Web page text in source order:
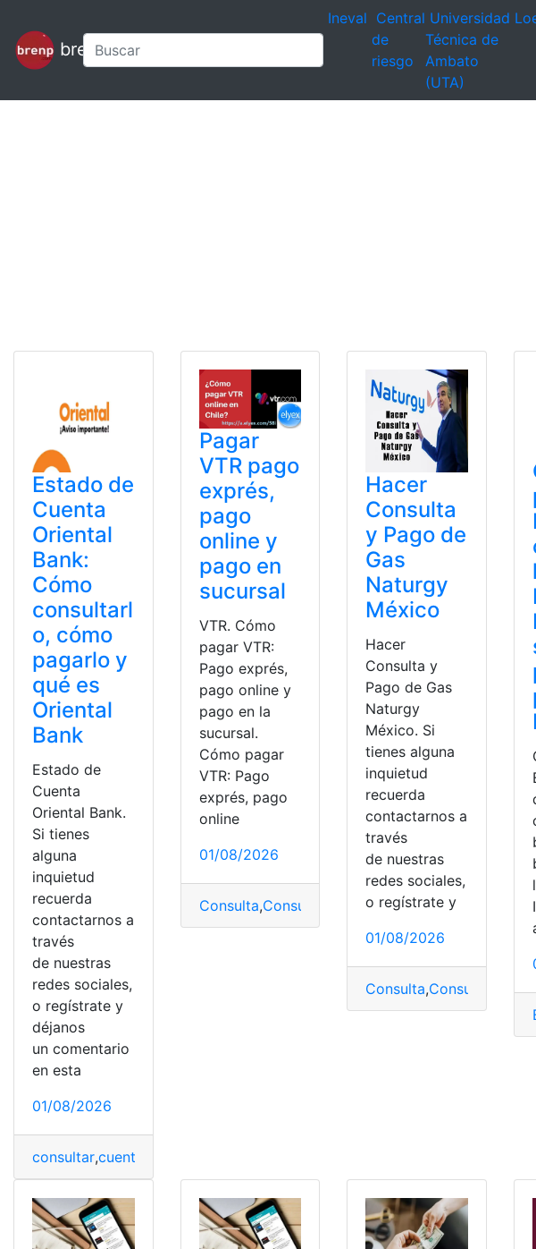
brenp
Ineval Central
de
riesgo
Universidad
Técnica de
Ambato
(UTA)
Estado de
Cuenta
Oriental
Bank:
Cómo
consultarl
o, cómo
pagarlo y
qué es
Oriental
Bank
Estado de
Cuenta
Oriental Bank.
Si tienes
alguna
inquietud
recuerda
contactarnos a
través
de nuestras
redes sociales,
o regístrate y
déjanos
un comentario
en esta
01/08/2026
consultar,cuenta
Pagar
VTR pago
exprés,
pago
online y
pago en
sucursal
VTR. Cómo
pagar VTR:
Pago exprés,
pago online y
pago en la
sucursal.
Cómo pagar
VTR: Pago
exprés, pago
online
01/08/2026
Consulta,Consulta online,Pagar,sucursales
Hacer
Consulta
y Pago de
Gas
Naturgy
México
Hacer
Consulta y
Pago de Gas
Naturgy
México. Si
tienes alguna
inquietud
recuerda
contactarnos a
través
de nuestras
redes sociales,
o regístrate y
01/08/2026
Consulta,Consulta online